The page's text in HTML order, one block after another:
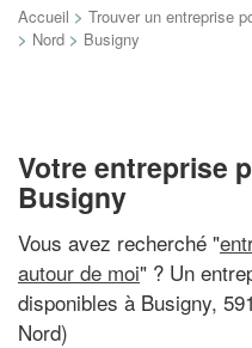
Accueil > Trouver un entreprise
> Nord > Busigny
Votre entreprise
Busigny
Vous avez recherché "
autour de moi" ? Un
disponibles à Busigny,
Nord)